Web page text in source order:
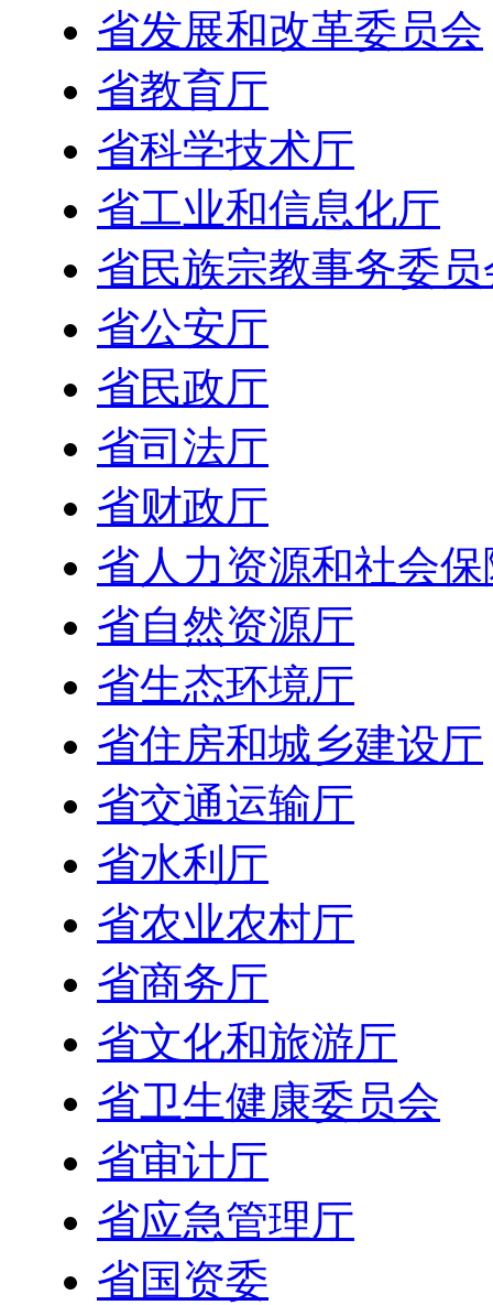
省发展和改革委员会
省教育厅
省科学技术厅
省工业和信息化厅
省民族宗教事务委员
省公安厅
省民政厅
省司法厅
省财政厅
省人力资源和社会
省自然资源厅
省生态环境厅
省住房和城乡建设厅
省交通运输厅
省水利厅
省农业农村厅
省商务厅
省文化和旅游厅
省卫生健康委员会
省审计厅
省应急管理厅
省国资委